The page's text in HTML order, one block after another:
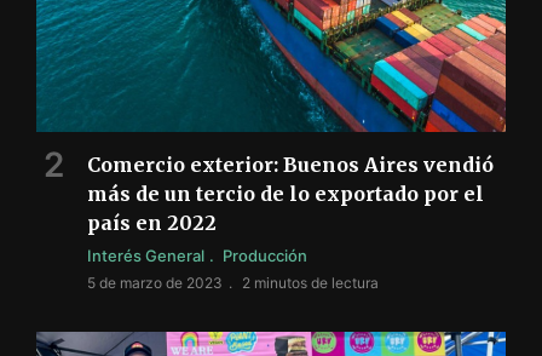
Comercio exterior: Buenos Aires vendió
más de un tercio de lo exportado por el
país en 2022
Interés General Producción
5 de marzo de 2023 2 minutos de lectura